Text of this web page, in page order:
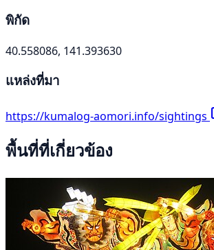
พิกัด
40.558086, 141.393630
แหล่งที่มา
https://kumalog-aomori.info/sightings
พื้นที่ที่เกี่ยวข้อง